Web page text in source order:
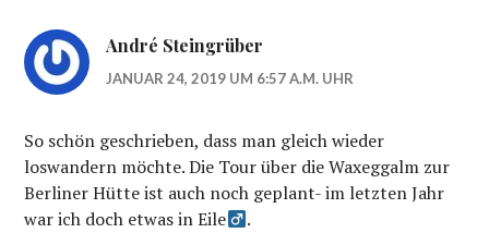
André Steingrüber
JANUAR 24, 2019 UM 6:57 A.M. UHR
So schön geschrieben, dass man gleich wieder
loswandern möchte. Die Tour über die Waxeggalm zur
Berliner Hütte ist auch noch geplant- im letzten Jahr
war ich doch etwas in Eile‍
.